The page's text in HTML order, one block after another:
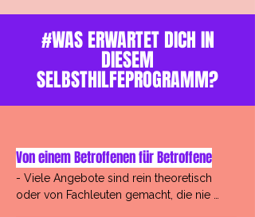
#WAS ERWARTET DICH IN
DIESEM
SELBSTHILFEPROGRAMM?
Von einem Betroffenen für Betroffene
- Viele Angebote sind rein theoretisch
oder von Fachleuten gemacht, die nie